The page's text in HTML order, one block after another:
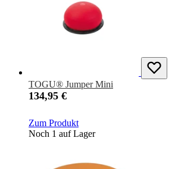
TOGU® Jumper Mini
134,95 €
Zum Produkt
Noch 1 auf Lager